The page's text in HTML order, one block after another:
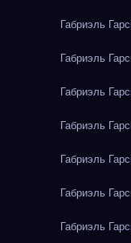
Габриэль
Габриэль
Габриэль
Габриэль
Габриэль
Габриэль
Габриэль